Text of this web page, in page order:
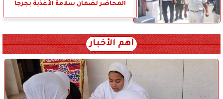
المحاضر لضمان سلامة الأغذية بجرجا
أهم الأخبار